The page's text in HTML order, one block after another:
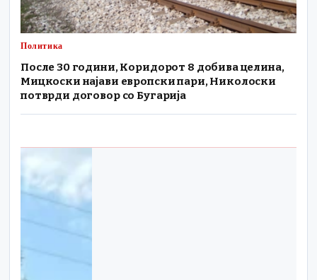
Политика
После 30 години, Коридорот 8 добива целина,
Мицкоски најави европски пари, Николоски
потврди договор со Бугарија